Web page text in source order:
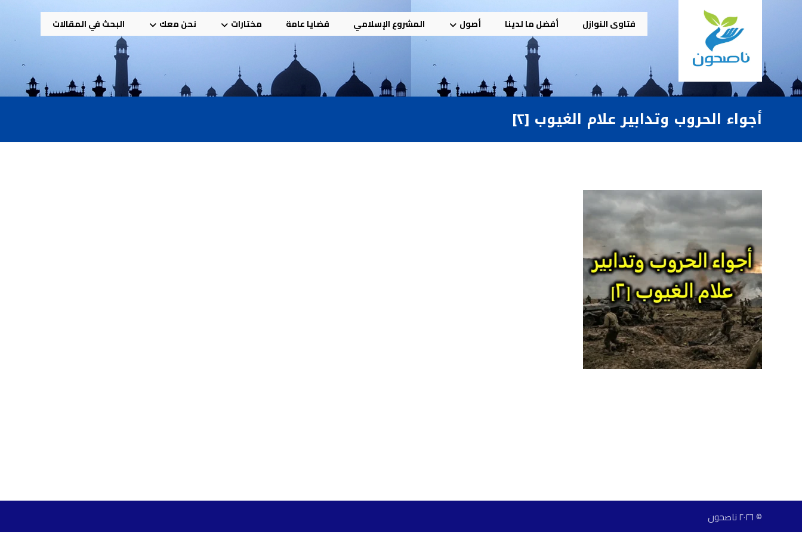
فتاوى النوازل أفضل ما لدينا أصول المشروع الإسلامي قضايا عامة مختارات نحن معك البحث في المقالات
أجواء الحروب وتدابير علام الغيوب [٢]
© ٢٠٢٦ ناصحون